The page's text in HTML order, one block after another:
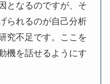
となるのですが、そ
られるのが自己分析
究不足です。ここを
機を話せるようにす